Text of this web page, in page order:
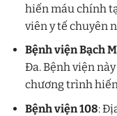
hiến máu chính
viên y tế chuyên
Bệnh viện Bạch
Đa. Bệnh viện
chương trình
Bệnh viện 108: